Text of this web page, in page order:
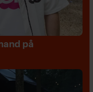
på